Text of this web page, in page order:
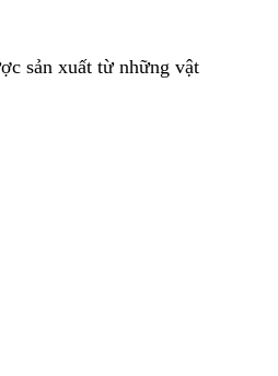
sản xuất từ những vật